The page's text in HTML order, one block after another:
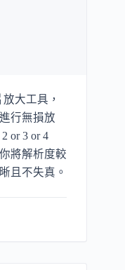
大工具，
行無損放
or 3 or 4
將解析度較
且不失真。